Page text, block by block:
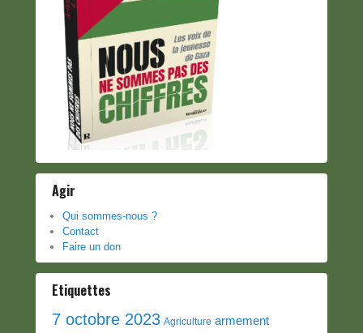
Agir
Qui sommes-nous ?
Contact
Faire un don
Etiquettes
7 octobre 2023 Agriculture armement